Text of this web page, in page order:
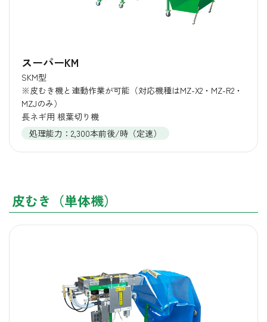
スーパーKM
SKM型
※皮むき機と連動作業が可能（対応機種はMZ-X2・MZ-R2・
MZJのみ）
長ネギ用 根葉切り機
処理能力：2,300本前後/時（定速）
皮むき（単体機）